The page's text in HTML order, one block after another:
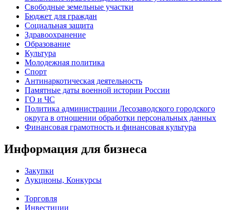
Свободные земельные участки
Бюджет для граждан
Социальная защита
Здравоохранение
Образование
Культура
Молодежная политика
Спорт
Антинаркотическая деятельность
Памятные даты военной истории России
ГО и ЧС
Политика администрации Лесозаводского городского
округа в отношении обработки персональных данных
Финансовая грамотность и финансовая культура
Информация для бизнеса
Закупки
Аукционы, Конкурсы
Торговля
Инвестиции